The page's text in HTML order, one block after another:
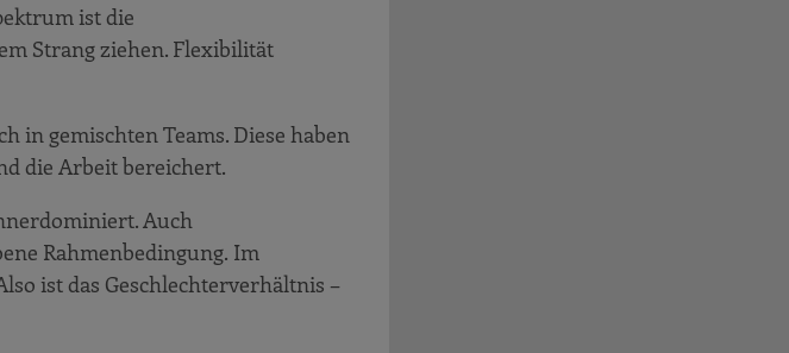
ist die
Strang ziehen. Flexibilität
in gemischten Teams. Diese haben
die Arbeit bereichert.
Auch
Rahmenbedingung. Im
ist das Geschlechterverhältnis –